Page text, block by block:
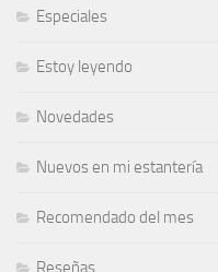
Especiales
Estoy leyendo
Novedades
Nuevos en mi estantería
Recomendado del mes
Reseñas